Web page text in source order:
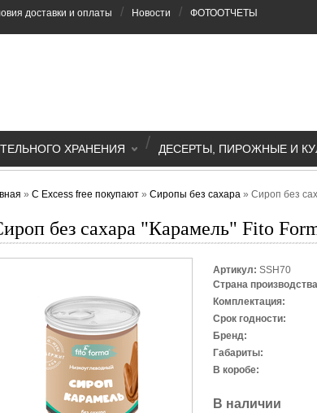
доставки и оплаты / Новости / ФОТООТЧЕТЫ
ДЕСЕРТЫ, ПИРОЖНЫЕ И
/
ХРАНЕНИЯ
» С Excess free покупают » Сиропы без сахара » Сироп без
без сахара "Карамель" Fito
Артикул: SSH70
Страна
Комплектация:
Срок годности:
Бренд:
Габариты:
В коробе:
В наличии